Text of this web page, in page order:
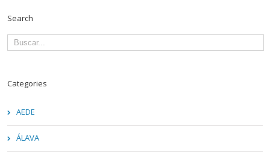
Search
Categories
AEDE
ÁLAVA